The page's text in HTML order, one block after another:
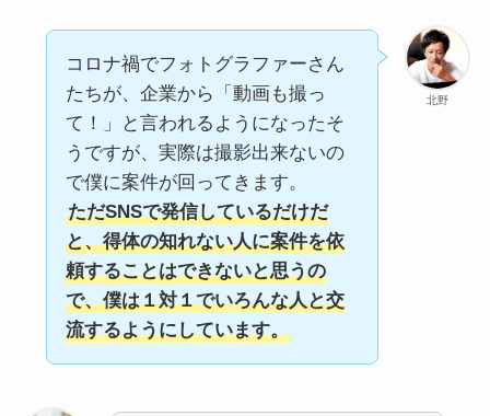
北野
コロナ禍でフォトグラファーさん
たちが、企業から「動画も撮っ
て！」と言われるようになったそ
うですが、実際は撮影出来ないの
で僕に案件が回ってきます。
ただSNSで発信しているだけだ
と、得体の知れない人に案件を依
頼することはできないと思うの
で、僕は１対１でいろんな人と交
流するようにしています。